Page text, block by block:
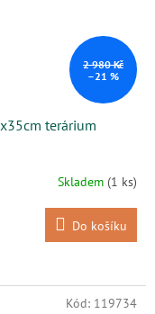
2 980 Kč
–21 %
terárium
Skladem (1 ks)
Do košíku
Kód: 119734